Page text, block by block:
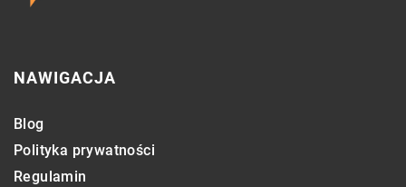
NAWIGACJA
Blog
Polityka prywatności
Regulamin